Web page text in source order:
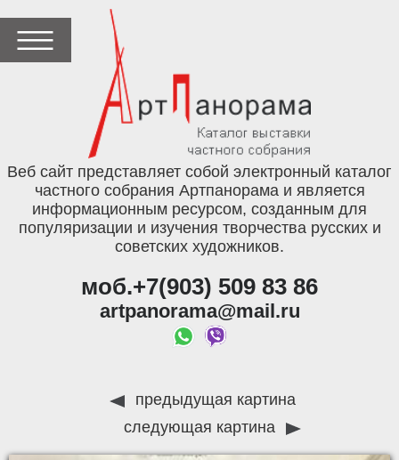
Веб сайт представляет собой электронный каталог
частного собрания Артпанорама и является
информационным ресурсом, созданным для
популяризации и изучения творчества русских и
советских художников.
моб.+7(903) 509 83 86
artpanorama@mail.ru
предыдущая картина
следующая картина